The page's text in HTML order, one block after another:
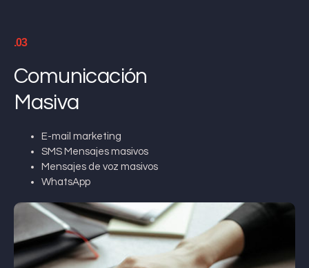
.03
Comunicación
Masiva
E-mail marketing
SMS Mensajes masivos
Mensajes de voz masivos
WhatsApp